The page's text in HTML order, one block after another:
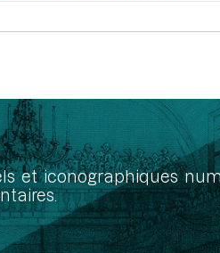
et iconographiques